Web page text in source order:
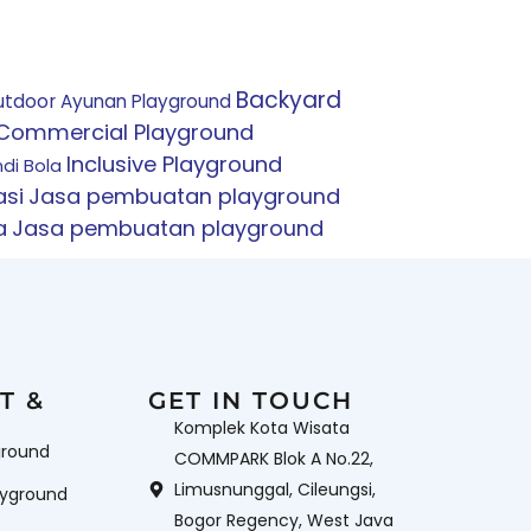
yang lain. Semua penawaran
playground.
Anda ke seluruh Indonesia.
kami dan semuanya berjalan lancar.
itu Anda akan mendapatkan
Ayunan Playground Backyard
Playground
Bola Inclusive Playground
Jasa pembuatan playground
Jasa pembuatan playground
&
GET IN TOUCH
Komplek Kota Wisata
COMMPARK Blok A No.22,
Limusnunggal, Cileungsi,
Bogor Regency, West Java